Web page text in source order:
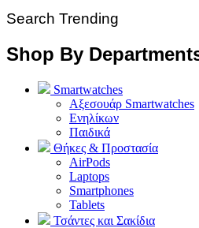
Search Trending
Shop By
Smartwatches
Αξεσουάρ Smartwatches
Ενηλίκων
Παιδικά
Θήκες & Προστασία
AirPods
Laptops
Smartphones
Tablets
Τσάντες και Σακίδια